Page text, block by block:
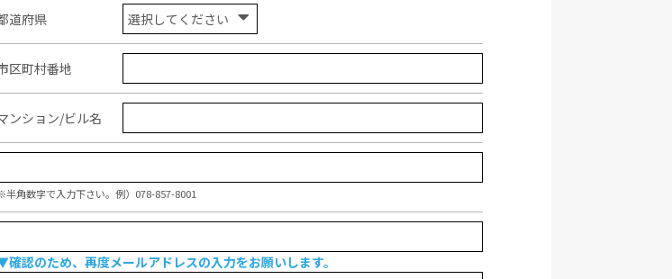
道府県
区町村番地
ンション/ビル名
半角数字で入力下さい。例）078-857-8001
確認のため、再度メールアドレスの入力をお願いします。